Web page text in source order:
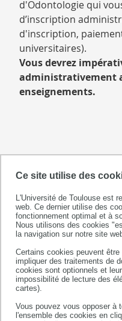
Ce site utilise des
L'Université de Toulouse est
web. Ce dernier utilise des
fonctionnement optimal et à
Nous utilisons des cookies
la navigation sur notre site
Certains cookies peuvent
impliquer des traitements de
cookies sont optionnels et
impossibilité de lecture des
cartes).
Vous pouvez vous opposer à
l'ensemble des cookies en
d'Odontologie qui
d’inscription
d'inscription,
universitaires).
Vous devrez
administrativement
enseignements.
Département
3, Chemin des
31062 Toulouse Cedex 9
Tél. +33 (0)5 62 17 29 29
Email :